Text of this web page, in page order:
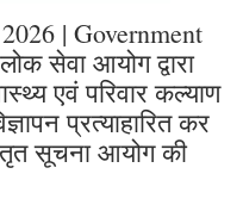
| Government
सेवा आयोग द्वारा
एवं परिवार कल्याण
प्रत्याहारित कर
सूचना आयोग की